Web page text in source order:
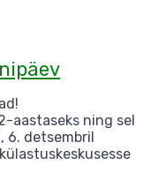
aastaseks ning sel
6. detsembril